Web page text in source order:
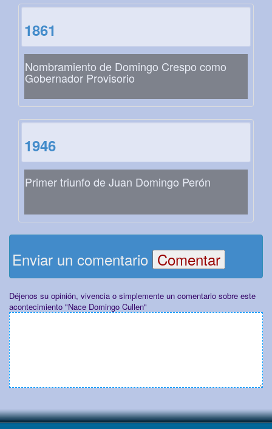
1861
Nombramiento de Domingo Crespo como
Gobernador Provisorio
1946
Primer triunfo de Juan Domingo Perón
Enviar un comentario
Déjenos su opinión, vivencia o simplemente un comentario sobre este
acontecimiento "Nace Domingo Cullen"